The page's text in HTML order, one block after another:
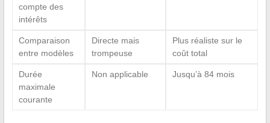
compte des
intérêts
Comparaison
entre modèles
Directe mais
trompeuse
Plus réaliste sur le
coût total
Durée
maximale
courante
Non applicable Jusqu’à 84 mois